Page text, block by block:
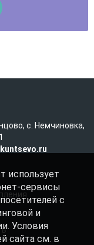
с. Немчиновка,
сервисы
с
и
Условия
сайта см. в